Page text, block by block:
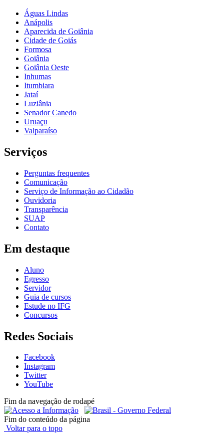
Águas Lindas
Anápolis
Aparecida de Goiânia
Cidade de Goiás
Formosa
Goiânia
Goiânia Oeste
Inhumas
Itumbiara
Jataí
Luziânia
Senador Canedo
Uruaçu
Valparaíso
Serviços
Perguntas frequentes
Comunicação
Serviço de Informação ao Cidadão
Ouvidoria
Transparência
SUAP
Contato
Em destaque
Aluno
Egresso
Servidor
Guia de cursos
Estude no IFG
Concursos
Redes Sociais
Facebook
Instagram
Twitter
YouTube
Fim da navegação de rodapé
Fim do conteúdo da página
Voltar para o topo